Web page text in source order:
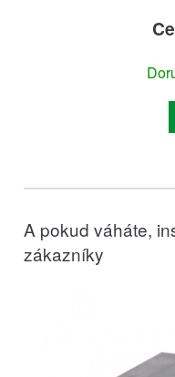
A pokud váháte,
zákazníky